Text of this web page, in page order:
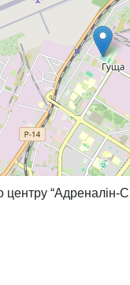
“Адреналін-